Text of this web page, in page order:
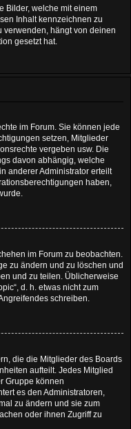
Bilder, welche mit einem
Inhalt kennzeichnen zu
verwenden, hängt von deinen
gesetzt hat.
im Forum. Sie können jede
setzen, Mitglieder
vergeben usw. Die
davon abhängig, welche
anderer Administrator erteilt
haben,
im Forum zu beobachten.
zu ändern und zu löschen und
und zu teilen. Üblicherweise
d. h. etwas nicht zum
schreiben.
die die Mitglieder des Boards
aufteilt. Jedes Mitglied
Gruppe können
es den Administratoren,
zu ändern und sie zum
oder ihnen Zugriff zu